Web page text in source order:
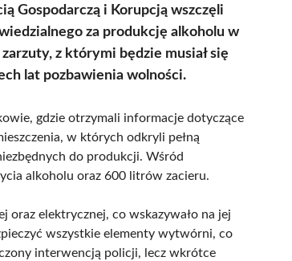
Gospodarczą i Korupcją wszczęli
za produkcję alkoholu w
z którymi będzie musiał się
lat pozbawienia wolności.
gdzie otrzymali informacje dotyczące
w których odkryli pełną
do produkcji. Wśród
alkoholu oraz 600 litrów zacieru.
oraz elektrycznej, co wskazywało na jej
wszystkie elementy wytwórni, co
interwencją policji, lecz wkrótce